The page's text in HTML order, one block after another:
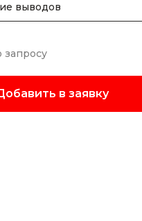
выводов
запросу
в заявку